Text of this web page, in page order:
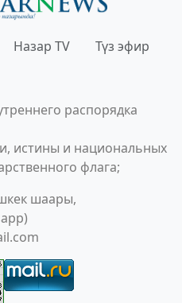
Назар TV Түз эфир
распорядка
истины и национальных
флага;
шаары,